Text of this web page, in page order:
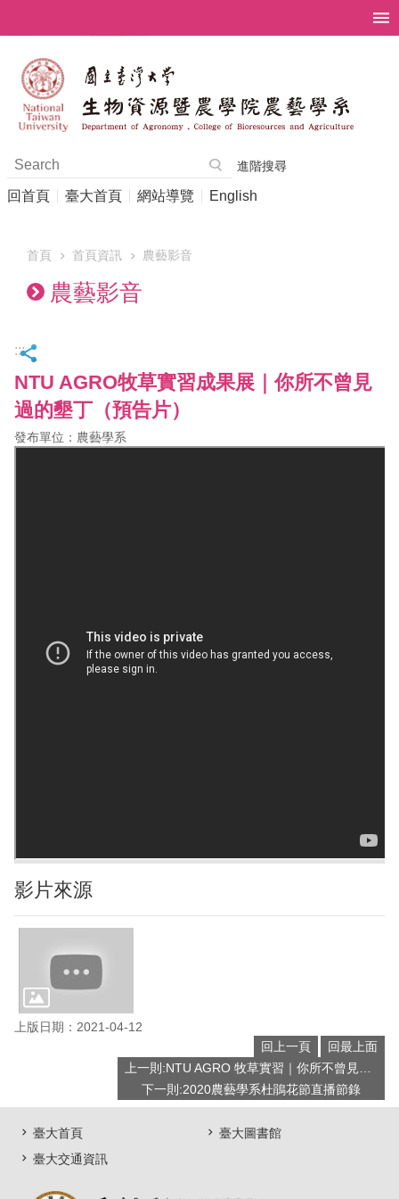
進階搜尋
回首頁 臺大首頁 網站導覽 English
首頁 首頁資訊 農藝影音
農藝影音
:::
NTU AGRO牧草實習成果展｜你所不曾見
過的墾丁（預告片）
發布單位：農藝學系
影片來源
上版日期：2021-04-12
回上一頁
回最上面
下一則:2020農藝學系杜鵑花節直播節錄
臺大首頁
臺大圖書館
臺大交通資訊